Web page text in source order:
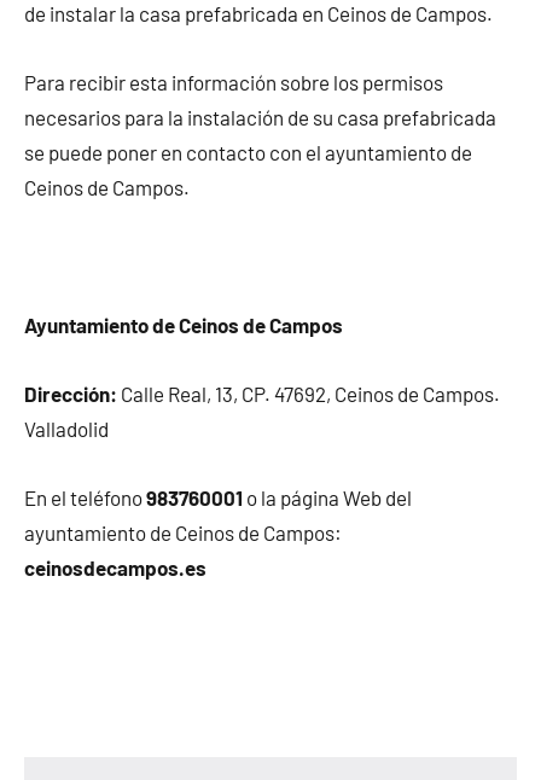
de instalar la casa prefabricada en Ceinos de Campos.
Para recibir esta información sobre los permisos
necesarios para la instalación de su casa prefabricada
se puede poner en contacto con el ayuntamiento de
Ceinos de Campos.
Ayuntamiento de Ceinos de Campos
Dirección: Calle Real, 13, CP. 47692, Ceinos de Campos.
Valladolid
En el teléfono983760001 o la página Web del
ayuntamiento de Ceinos de Campos:
ceinosdecampos.es